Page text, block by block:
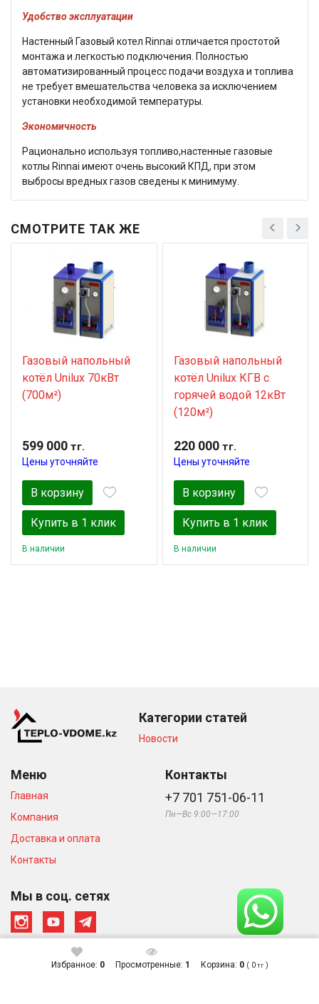
Избранное: 0 Просмотренные: 1 Корзина: 0 ( 0тг)
Удобство эксплуатации
Настенный Газовый котел Rinnai отличается простотой
монтажа и легкостью подключения. Полностью
автоматизированный процесс подачи воздуха и топлива
не требует вмешательства человека за исключением
установки необходимой температуры.
Экономичность
Рационально используя топливо,настенные газовые
котлы Rinnai имеют очень высокий КПД, при этом
выбросы вредных газов сведены к минимуму.
СМОТРИТЕ ТАК ЖЕ
Газовый напольный
котёл Unilux 70кВт
(700м²)
599 000 тг.
Цены уточняйте
В корзину
Купить в 1 клик
В наличии
Газовый напольный
котёл Unilux КГВ с
горячей водой 12кВт
(120м²)
220 000тг.
Цены уточняйте
В корзину
Купить в 1 клик
В наличии
Категории статей
Новости
Меню
Главная
Компания
Доставка и оплата
Контакты
Контакты
+7 701 751-06-11
Пн—Вс 9:00—17:00
Мы в соц. сетях